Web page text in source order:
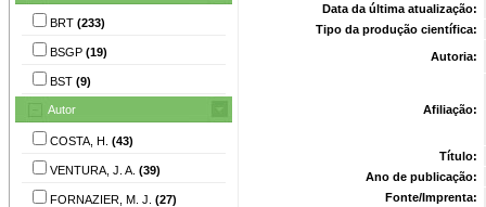
BRT (233)
BSGP (19)
BST (9)
Autor
COSTA, H. (43)
VENTURA, J. A. (39)
FORNAZIER, M. J. (27)
Data da última atualização:
Tipo da produção científica:
Autoria:
Afiliação:
Título:
Ano de publicação:
Fonte/Imprenta: